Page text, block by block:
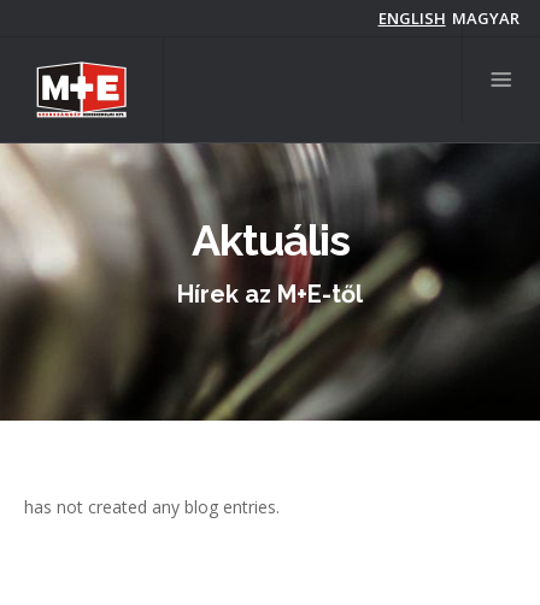
tartalomra
ENGLISH MAGYAR
Aktuális
Hírek az M+E-től
has not created any blog entries.